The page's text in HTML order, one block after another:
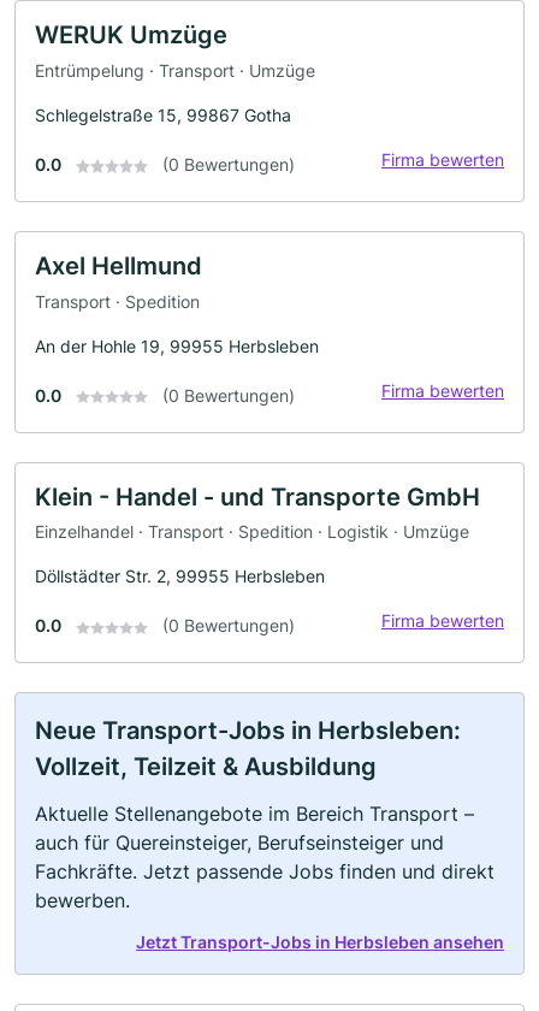
WERUK Umzüge
Entrümpelung · Transport · Umzüge
Schlegelstraße 15, 99867 Gotha
0.0 (0 Bewertungen) Firma bewerten
Axel Hellmund
Transport · Spedition
An der Hohle 19, 99955 Herbsleben
0.0 (0 Bewertungen) Firma bewerten
Klein - Handel - und Transporte GmbH
Einzelhandel · Transport · Spedition · Logistik · Umzüge
Döllstädter Str. 2, 99955 Herbsleben
0.0 (0 Bewertungen) Firma bewerten
Neue Transport-Jobs in Herbsleben:
Vollzeit, Teilzeit & Ausbildung
Aktuelle Stellenangebote im Bereich Transport –
auch für Quereinsteiger, Berufseinsteiger und
Fachkräfte. Jetzt passende Jobs finden und direkt
bewerben.
Jetzt Transport-Jobs in Herbsleben ansehen